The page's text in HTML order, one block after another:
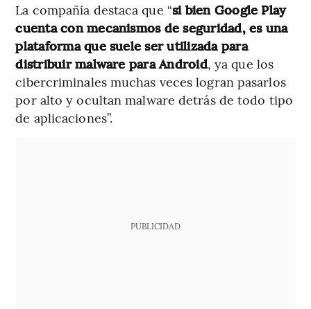
La compañía destaca que “si bien Google Play
cuenta con mecanismos de seguridad, es una
plataforma que suele ser utilizada para
distribuir malware para Android, ya que los
cibercriminales muchas veces logran pasarlos
por alto y ocultan malware detrás de todo tipo
de aplicaciones”.
PUBLICIDAD